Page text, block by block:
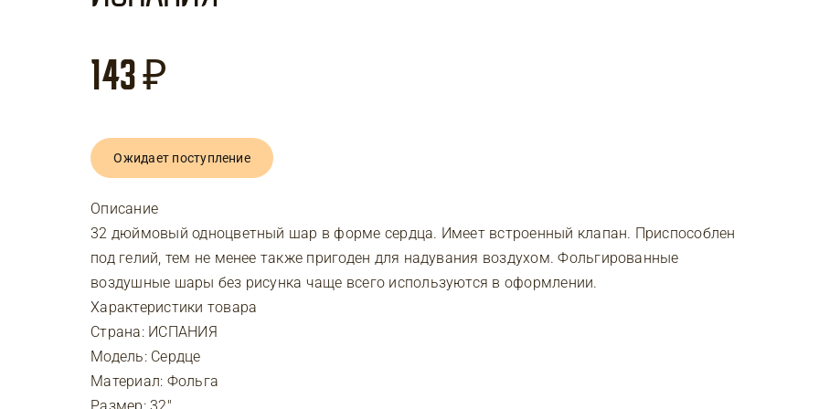
143₽
Ожидает поступление
Описание
32 дюймовый одноцветный шар в форме сердца. Имеет встроенный клапан. Приспособлен
под гелий, тем не менее также пригоден для надувания воздухом. Фольгированные
воздушные шары без рисунка чаще всего используются в оформлении.
Характеристики товара
Страна: ИСПАНИЯ
Модель: Сердце
Материал: Фольга